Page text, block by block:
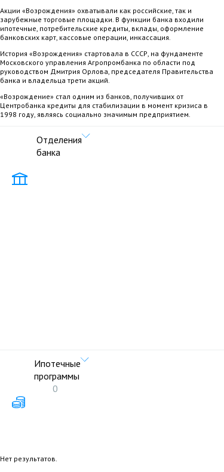
Акции «Возрождения» охватывали как российские, так и
зарубежные торговые площадки. В функции банка входили
ипотечные, потребительские кредиты, вклады, оформление
банковских карт, кассовые операции, инкассация.
История «Возрождения» стартовала в СССР, на фундаменте
Московского управления Агропромбанка по области под
руководством Дмитрия Орлова, председателя Правительства
банка и владельца трети акций.
«Возрождение» стал одним из банков, получивших от
Центробанка кредиты для стабилизации в момент кризиса в
1998 году, являясь социально значимым предприятием.
Отделения
банка
Ипотечные
программы
0
Нет результатов.